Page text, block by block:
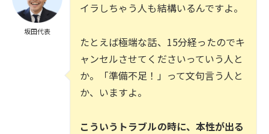
坂田代表
イラしちゃう人も結構いるんですよ。
たとえば極端な話、15分経ったのでキ
ャンセルさせてくださいっていう人と
か。「準備不足！」って文句言う人と
か、いますよ。
こういうトラブルの時に、本性が出る